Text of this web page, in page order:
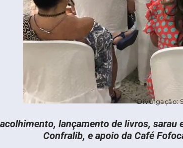
Divulgação:
lançamento de livros, sarau
Confralib, e apoio da Café